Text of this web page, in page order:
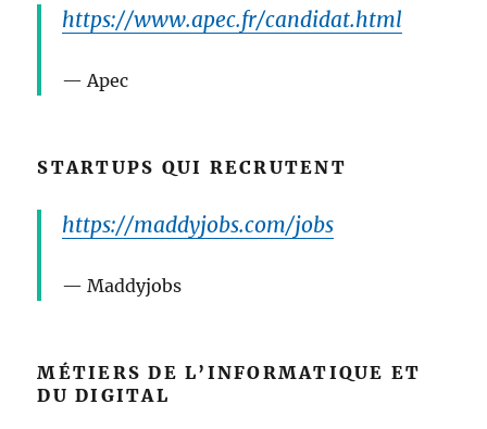
https://www.apec.fr/candidat.html
Apec
STARTUPS QUI RECRUTENT
https://maddyjobs.com/jobs
Maddyjobs
MÉTIERS DE L’INFORMATIQUE ET
DU DIGITAL